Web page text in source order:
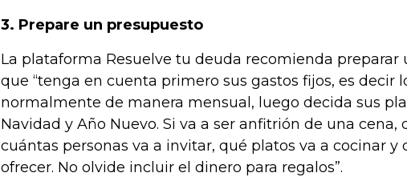
3. Prepare un presupuesto
La plataforma Resuelve tu deuda recomienda preparar
que “tenga en cuenta primero sus gastos fijos, es decir
normalmente de manera mensual, luego decida sus
Navidad y Año Nuevo. Si va a ser anfitrión de una cena,
cuántas personas va a invitar, qué platos va a cocinar y
ofrecer. No olvide incluir el dinero para regalos”.